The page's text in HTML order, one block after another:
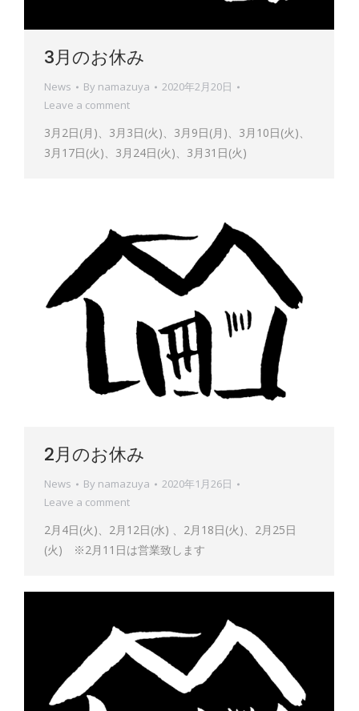
3月のお休み
News By namazuya
2020年2月20日
Leave a comment
3月2日(月)、3月3日(火)、3月9日(月)、3月10日(火)、
3月17日(火)、3月24日(火)、3月31日(火)
2月のお休み
News By namazuya
2020年1月26日
Leave a comment
2月4日(火)、2月12日(水) 、2月18日(火)、2月25日
(火) ※2月11日は営業致します